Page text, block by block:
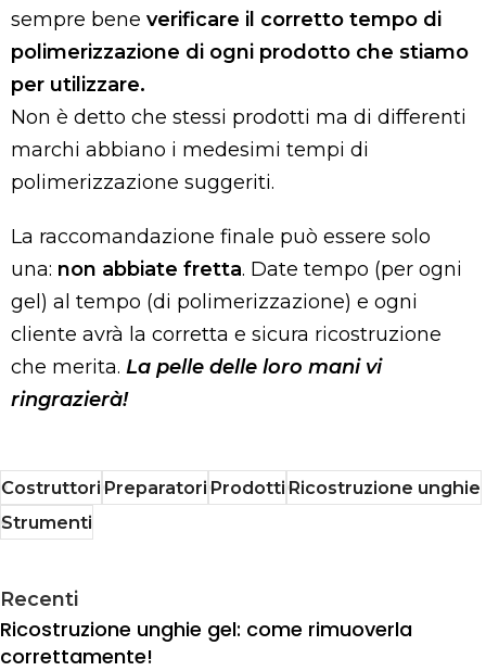
sempre bene verificare il corretto tempo di
polimerizzazione di ogni prodotto che stiamo
per utilizzare.
Non è detto che stessi prodotti ma di differenti
marchi abbiano i medesimi tempi di
polimerizzazione suggeriti.
La raccomandazione finale può essere solo
una: non abbiate fretta. Date tempo (per ogni
gel) al tempo (di polimerizzazione) e ogni
cliente avrà la corretta e sicura ricostruzione
che merita. La pelle delle loro mani vi
ringrazierà!
CostruttoriPreparatoriProdottiRicostruzione unghie
Strumenti
Recenti
Ricostruzione unghie gel: come rimuoverla
correttamente!